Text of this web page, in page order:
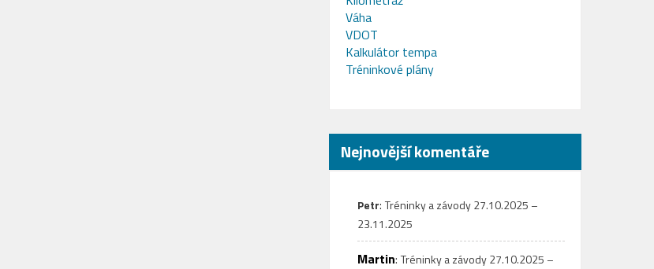
Váha
VDOT
Kalkulátor tempa
Tréninkové plány
Nejnovější komentáře
Petr: Tréninky a závody 27.10.2025 –
23.11.2025
Martin: Tréninky a závody 27.10.2025 –